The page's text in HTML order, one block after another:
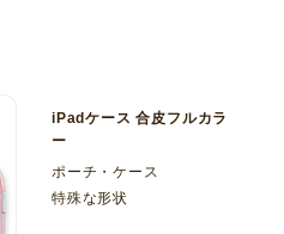
iPadケース 合皮フルカラ
ー
ポーチ・ケース
特殊な形状